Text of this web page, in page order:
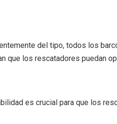
del tipo, todos los
que los rescatadores puedan
es crucial para que los